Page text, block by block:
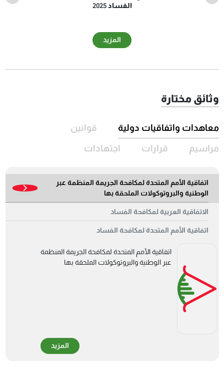
الفساد 2025
المزيد
وثائق مختارة
معاهدات واتفاقيات دولية
قوانين
مراسيم
قرارات اجتهادات
اتفاقية الأمم المتحدة لمكافحة الجريمة المنظمة عبر
الوطنية والبروتوكولات الملحقة بها
الاتفاقية العربية لمكافحة الفساد
اتفاقية الأمم المتحدة لمكافحة الفساد
اتفاقية الأمم المتحدة لمكافحة الجريمة المنظمة
عبر الوطنية والبروتوكولات الملحقة بها
المزيد